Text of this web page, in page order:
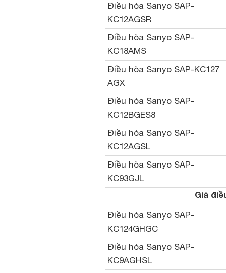
Điều hòa Sanyo SAP-
KC12AGSR
Điều hòa Sanyo SAP-
KC18AMS
Điều hòa Sanyo SAP-KC127
AGX
Điều hòa Sanyo SAP-
KC12BGES8
Điều hòa Sanyo SAP-
KC12AGSL
Điều hòa Sanyo SAP-
KC93GJL
Giá
Điều hòa Sanyo SAP-
KC124GHGC
Điều hòa Sanyo SAP-
KC9AGHSL